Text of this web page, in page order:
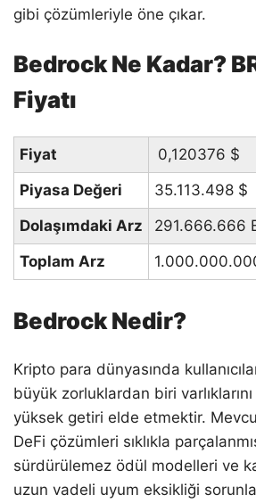
gibi çözümleriyle öne çıkar.
Bedrock Ne Kadar?
Fiyatı
Fiyat 0,120376 $
Piyasa Değeri
35.113.498 $
Dolaşımdaki Arz
291.666.666
Toplam Arz
Bedrock Nedir?
Kripto para dünyasında
büyük zorluklardan biri
yüksek getiri elde etmektir.
DeFi çözümleri sıklıkla
sürdürülemez ödül modelleri ve
uzun vadeli uyum eksikliği